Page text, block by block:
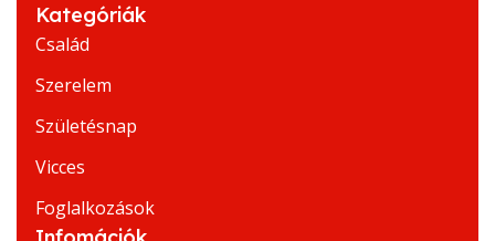
Kategóriák
Család
Szerelem
Születésnap
Vicces
Foglalkozások